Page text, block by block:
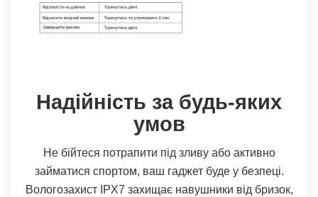
Надійність за будь-яких
умов
Не бійтеся потрапити під зливу або активно
займатися спортом, ваш гаджет буде у безпеці.
Вологозахист IPX7 захищає навушники від бризок,